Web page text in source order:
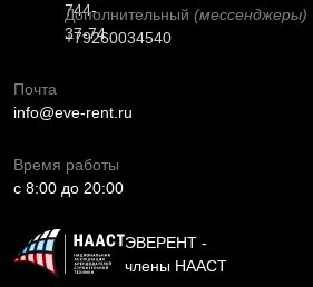
744-
37-74
Дополнительный (мессенджеры)
+79260034540
Почта
info@eve-rent.ru
Время работы
c 8:00 до 20:00
ЭВЕРЕНТ -
члены НААСТ